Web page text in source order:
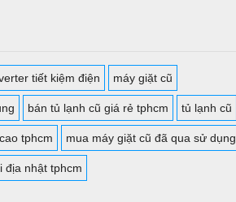
tiết kiệm điện máy giặt cũ
bán tủ lạnh cũ giá rẻ tphcm tủ lạnh cũ
tphcm mua máy giặt cũ đã qua sử dụng
địa nhật tphcm